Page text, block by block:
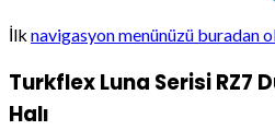
İlk navigasyon menünüzü buradan
Turkflex Luna Serisi RZ7
Halı